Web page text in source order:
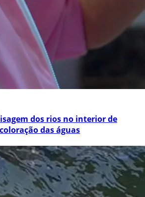
dos rios no interior de
das águas